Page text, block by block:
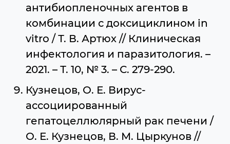
антибиопленочных агентов в
комбинации с доксициклином in
vitro / Т. В. Артюх // Клиническая
инфектология и паразитология. –
2021. – Т. 10, № 3. – С. 279-290.
Кузнецов, О. Е. Вирус-
ассоциированный
гепатоцеллюлярный рак печени /
О. Е. Кузнецов, В. М. Цыркунов //